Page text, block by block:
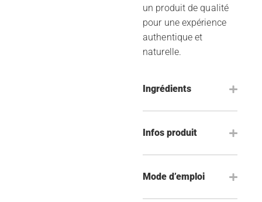
un produit de qualité
pour une expérience
authentique et
naturelle.
Ingrédients
Infos produit
Mode d’emploi